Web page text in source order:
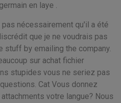
en laye .
nécessairement qu'il a été
que je ne voudrais pas
stuff by emailing the company.
sur achat fichier
stupides vous ne seriez pas
Cat Vous donnez
votre langue? Nous